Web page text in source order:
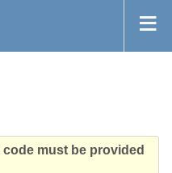
must be provided